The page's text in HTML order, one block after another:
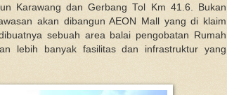
Karawang dan Gerbang Tol Km 41.6. Bukan
akan dibangun AEON Mall yang di klaim
sebuah area balai pengobatan Rumah
lebih banyak fasilitas dan infrastruktur yang